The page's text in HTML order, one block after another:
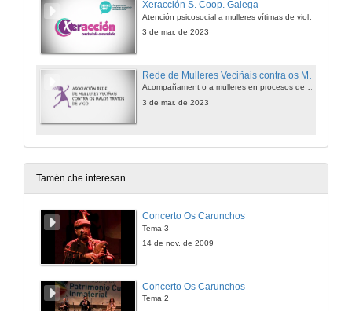
Xeracción S. Coop. Galega
3 de mar. de 2023
Acompañament o a mulleres en procesos de violencia
3 de mar. de 2023
Tamén che interesan
Concerto Os Carunchos
Tema 3
14 de nov. de 2009
Concerto Os Carunchos
Tema 2